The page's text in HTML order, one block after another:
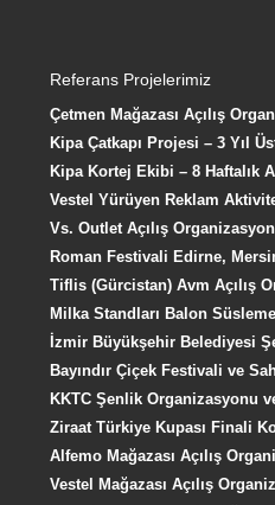
Referans Projelerimiz
Çetmen Mağazası Açılış
Kipa Çatkapı Projesi – 3 Yıl
Kipa Kortej Ekibi – 8 Haftalık
Vestel Yürüyen Reklam
Vs. Outlet Açılış
Roman Festivali Edirne,
Tiflis (Gürcistan) Avm Açılış
Milka Standları Balon Süsleme
İzmir Büyükşehir Belediyesi
Bayındır Çiçek Festivali ve
KKTC Şenlik Organizasyonu
Ziraat Türkiye Kupası Finali
Alfemo Mağazası Açılış
Vestel Mağazası Açılış